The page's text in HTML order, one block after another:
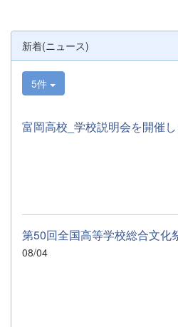
新着(ニュース)
5件
富岡高校_学校説明会を開催
第50回全国高等学校総合文化
08/04